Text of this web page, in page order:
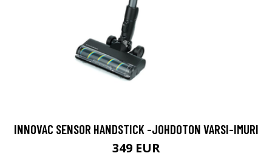
INNOVAC SENSOR HANDSTICK -JOHDOTON VARSI-IMURI
349 EUR